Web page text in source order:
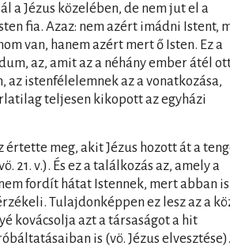
a Jézus közelében, de nem jut el a
fia. Azaz: nem azért imádni Istent,
van, hanem azért mert ő Isten. Ez a
az, amit az a néhány ember átél
az istenfélelemnek az a vonatkozása,
teljesen kikopott az egyházi
értette meg, akit Jézus hozott át a
21. v.). És ez a találkozás az, amely a
fordít hátat Istennek, mert abban
Tulajdonképpen ez lesz az a
kovácsolja azt a társaságot a hit
is (vö. Jézus elvesztése).